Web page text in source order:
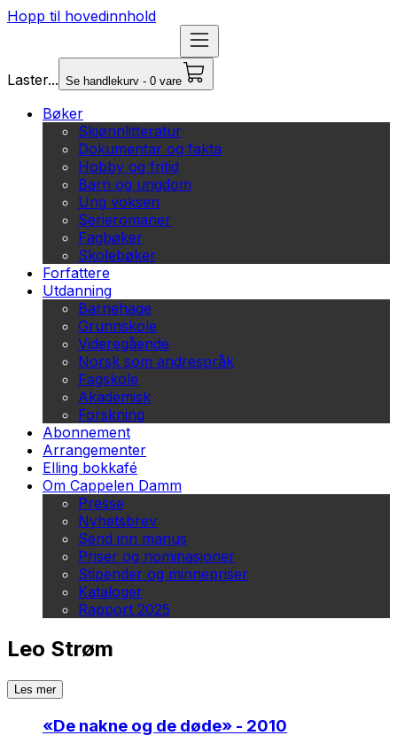
Hopp til hovedinnhold
Laster... Se handlekurv - 0 vare
Bøker
Skjønnlitteratur
Dokumentar og fakta
Hobby og fritid
Barn og ungdom
Ung voksen
Serieromaner
Fagbøker
Skolebøker
Forfattere
Utdanning
Barnehage
Grunnskole
Videregående
Norsk som andrespråk
Fagskole
Akademisk
Forskning
Abonnement
Arrangementer
Elling bokkafé
Om Cappelen Damm
Presse
Nyhetsbrev
Send inn manus
Priser og nominasjoner
Stipender og minnepriser
Kataloger
Rapport 2025
Leo Strøm
Les mer
«De nakne og de døde» - 2010